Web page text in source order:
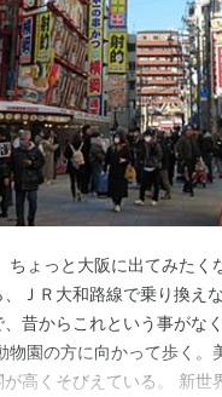
ょっと大阪に出てみたく
ＪＲ大和路線で乗り換え
昔からこれという事がな
物園の方に向かって歩く。
高くそびえている。 新世